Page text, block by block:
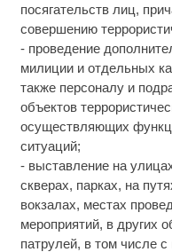
посягательств лиц,
совершению
- проведение
милиции и отдельных
также персоналу и
объектов
осуществляющих
ситуаций;
- выставление на
скверах, парках, на
вокзалах, местах
мероприятий, в других
патрулей, в том числе